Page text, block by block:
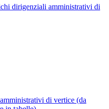
dirigenziali amministrativi di
di vertice (da